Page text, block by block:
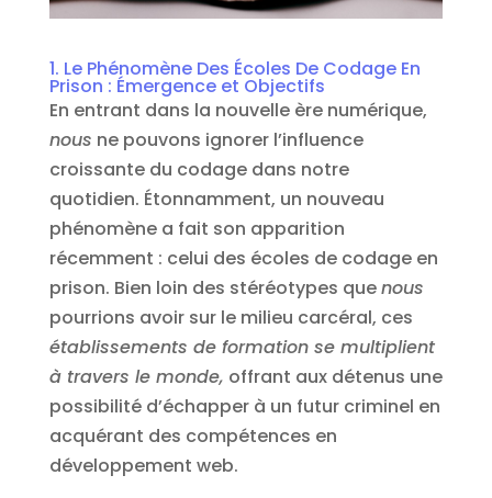
1. Le Phénomène Des Écoles De Codage En
Prison : Émergence et Objectifs
En entrant dans la nouvelle ère numérique,
nous ne pouvons ignorer l’influence
croissante du codage dans notre
quotidien. Étonnamment, un nouveau
phénomène a fait son apparition
récemment : celui des écoles de codage en
prison. Bien loin des stéréotypes quenous
pourrions avoir sur le milieu carcéral, ces
établissements de formation se multiplient
à travers le monde, offrant aux détenus une
possibilité d’échapper à un futur criminel en
acquérant des compétences en
développement web.